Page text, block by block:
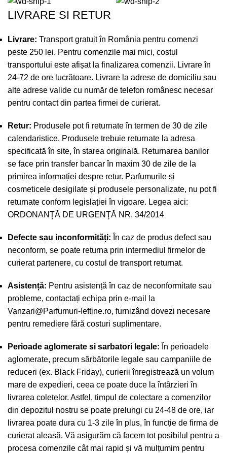
LIVRARE SI RETUR
Livrare: Transport gratuit în România pentru comenzi
peste 250 lei. Pentru comenzile mai mici, costul
transportului este afișat la finalizarea comenzii. Livrare în
24-72 de ore lucrătoare. Livrare la adrese de domiciliu sau
alte adrese valide cu număr de telefon românesc necesar
pentru contact din partea firmei de curierat.
Retur: Produsele pot fi returnate în termen de 30 de zile
calendaristice. Produsele trebuie returnate la adresa
specificată în site, în starea originală. Returnarea banilor
se face prin transfer bancar în maxim 30 de zile de la
primirea informației despre retur. Parfumurile si
cosmeticele desigilate și produsele personalizate, nu pot fi
returnate conform legislației în vigoare. Legea aici:
ORDONANŢĂ DE URGENŢĂ NR. 34/2014
Defecte sau inconformități: În caz de produs defect sau
neconform, se poate returna prin intermediul firmelor de
curierat partenere, cu costul de transport returnat.
Asistență: Pentru asistență în caz de neconformitate sau
probleme, contactați echipa prin e-mail la
Vanzari@Parfumuri-Ieftine.ro, furnizând dovezi necesare
pentru remediere fără costuri suplimentare.
Perioade aglomerate si sarbatori legale: În perioadele
aglomerate, precum sărbătorile legale sau campaniile de
reduceri (ex. Black Friday), curierii înregistrează un volum
mare de expedieri, ceea ce poate duce la întârzieri în
livrarea coletelor. Astfel, timpul de colectare a comenzilor
din depozitul nostru se poate prelungi cu 24-48 de ore, iar
livrarea poate dura cu 1-3 zile în plus, în funcție de firma de
curierat aleasă. Vă asigurăm că facem tot posibilul pentru a
procesa comenzile cât mai rapid și vă mulțumim pentru